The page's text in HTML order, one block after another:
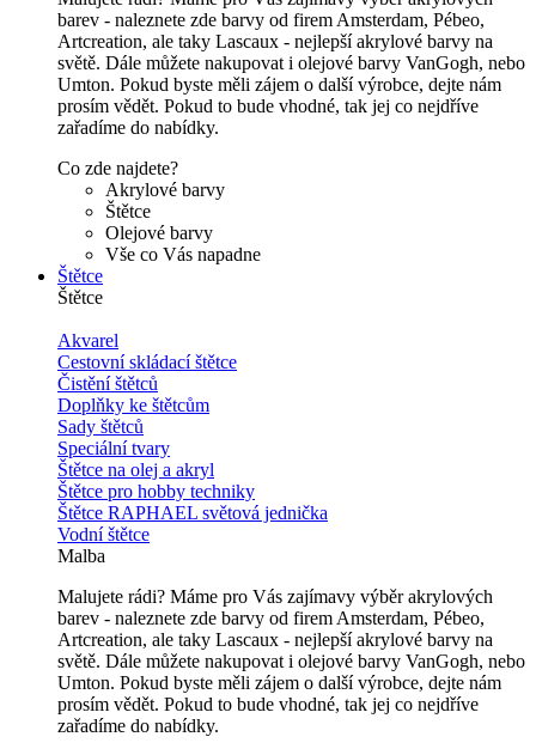
barev - naleznete zde barvy od firem Amsterdam, Pébeo,
Artcreation, ale taky Lascaux - nejlepší akrylové barvy na
světě. Dále můžete nakupovat i olejové barvy VanGogh, nebo
Umton. Pokud byste měli zájem o další výrobce, dejte nám
prosím vědět. Pokud to bude vhodné, tak jej co nejdříve
zařadíme do nabídky.
Co zde najdete?
Akrylové barvy
Štětce
Olejové barvy
Vše co Vás napadne
Štětce
Štětce
Akvarel
Cestovní skládací štětce
Čistění štětců
Doplňky ke štětcům
Sady štětců
Speciální tvary
Štětce na olej a akryl
Štětce pro hobby techniky
Štětce RAPHAEL světová jednička
Vodní štětce
Malba
Malujete rádi? Máme pro Vás zajímavy výběr akrylových
barev - naleznete zde barvy od firem Amsterdam, Pébeo,
Artcreation, ale taky Lascaux - nejlepší akrylové barvy na
světě. Dále můžete nakupovat i olejové barvy VanGogh, nebo
Umton. Pokud byste měli zájem o další výrobce, dejte nám
prosím vědět. Pokud to bude vhodné, tak jej co nejdříve
zařadíme do nabídky.